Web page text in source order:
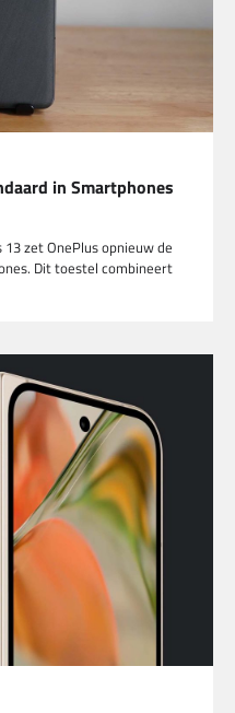
in Smartphones
zet OnePlus opnieuw de
Dit toestel combineert